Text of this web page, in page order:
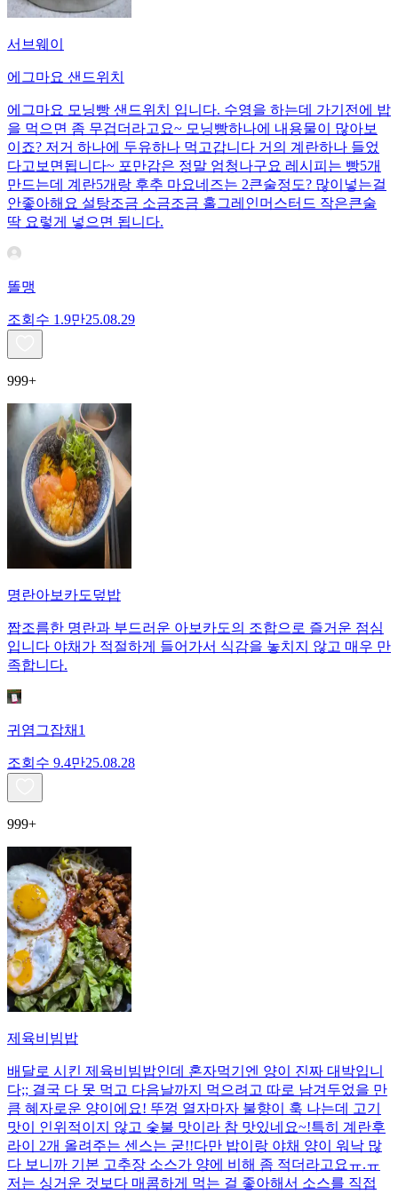
서브웨이
에그마요 샌드위치
에그마요 모닝빵 샌드위치 입니다. 수영을 하는데 가기전에 밥
을 먹으면 좀 무겁더라고요~ 모닝빵하나에 내용물이 많아보
이죠? 저거 하나에 두유하나 먹고갑니다 거의 계란하나 들었
다고보면됩니다~ 포만감은 정말 엄청나구요 레시피는 빵5개
만드는데 계란5개랑 후추 마요네즈는 2큰술정도? 많이넣는걸
안좋아해요 설탕조금 소금조금 홀그레인머스터드 작은큰술
딱 요렇게 넣으면 됩니다.
똘맹
조회수 1.9만25.08.29
999+
명란아보카도덮밥
짭조름한 명란과 부드러운 아보카도의 조합으로 즐거운 점심
입니다 야채가 적절하게 들어가서 식감을 놓치지 않고 매우 만
족합니다.
귀염그잡채1
조회수 9.4만25.08.28
999+
제육비빔밥
배달로 시킨 제육비빔밥인데 혼자먹기엔 양이 진짜 대박입니
다;; 결국 다 못 먹고 다음날까지 먹으려고 따로 남겨두었을 만
큼 혜자로운 양이에요! 뚜껑 열자마자 불향이 훅 나는데 고기
맛이 인위적이지 않고 숯불 맛이라 참 맛있네요~!특히 계란후
라이 2개 올려주는 센스는 굳!! ​다만 밥이랑 야채 양이 워낙 많
다 보니까 기본 고추장 소스가 양에 비해 좀 적더라고요ㅠ.ㅠ
저는 싱거운 것보다 매콤하게 먹는 걸 좋아해서 소스를 직접